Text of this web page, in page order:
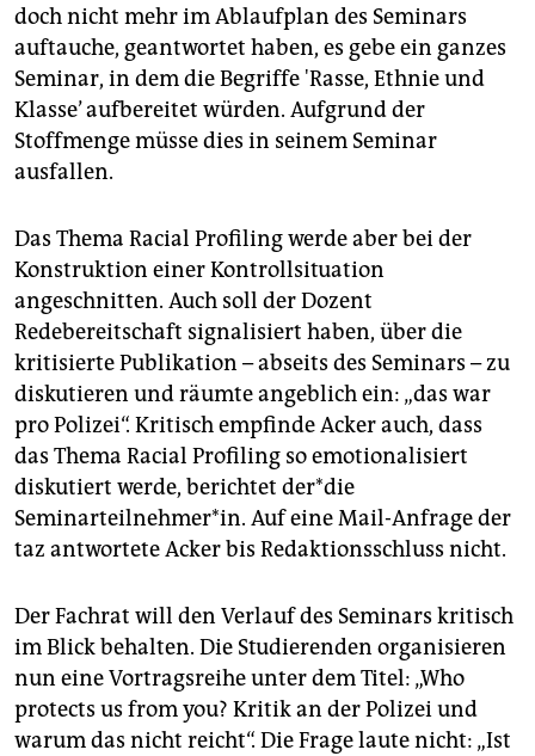
doch nicht mehr im Ablaufplan des Seminars
auftauche, geantwortet haben, es gebe ein ganzes
Seminar, in dem die Begriffe 'Rasse, Ethnie und
Klasse’ aufbereitet würden. Aufgrund der
Stoffmenge müsse dies in seinem Seminar
ausfallen.
Das Thema Racial Profiling werde aber bei der
Konstruktion einer Kontrollsituation
angeschnitten. Auch soll der Dozent
Redebereitschaft signalisiert haben, über die
kritisierte Publikation – abseits des Seminars – zu
diskutieren und räumte angeblich ein: „das war
pro Polizei“. Kritisch empfinde Acker auch, dass
das Thema Racial Profiling so emotionalisiert
diskutiert werde, berichtet der*­die
Seminarteilnehmer*in. Auf eine Mail-Anfrage der
taz antwortete Acker bis Redaktionsschluss nicht.
Der Fachrat will den Verlauf des Seminars kritisch
im Blick behalten. Die Studierenden organisieren
nun eine Vortragsreihe unter dem Titel: „Who
protects us from you? Kritik an der Polizei und
warum das nicht reicht“. Die Frage laute nicht: „Ist